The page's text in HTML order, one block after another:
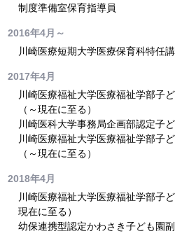
制度準備室保育指導員
2016年4月～
川崎医療短期大学医療保育科特任
2017年4月
川崎医療福祉大学医療福祉学部子
（～現在に至る）
川崎医科大学事務局企画部認定子
川崎医療福祉大学医療福祉学部子
（～現在に至る）
2018年4月
川崎医療福祉大学医療福祉学部子
現在に至る）
幼保連携型認定かわさき子ども園